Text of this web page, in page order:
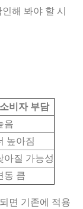
해 봐야 할 시
소비자 부담
음
높아짐
아질 가능성
동 큼
면 기존에 적용